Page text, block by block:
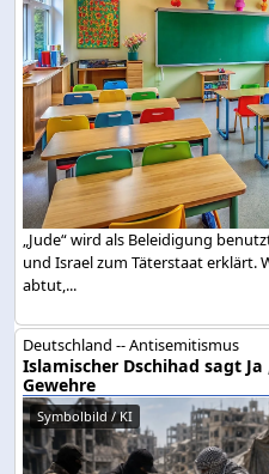
„Jude“ wird als Beleidigung
und Israel zum Täterstaat erklärt.
abtut,...
Deutschland -- Antisemitismus
Islamischer Dschihad sagt
Gewehre
Symbolbild / KI